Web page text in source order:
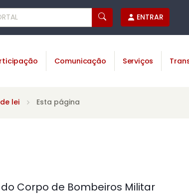
ENTRAR
Comunicação Serviços
lei Esta página
Corpo de Bombeiros Militar